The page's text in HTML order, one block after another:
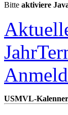
Bitte aktiviere
Jahr
USMVL-